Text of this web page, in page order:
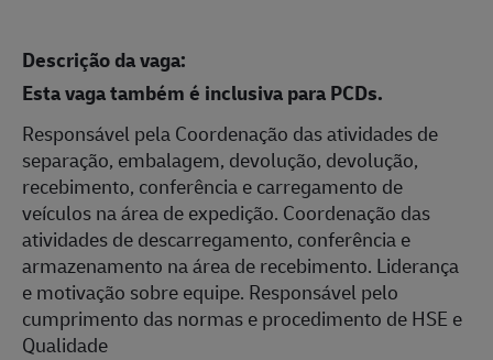
Descrição da vaga:
Esta vaga também é inclusiva para PCDs.
Responsável pela Coordenação das atividades de
separação, embalagem, devolução, devolução,
recebimento, conferência e carregamento de
veículos na área de expedição. Coordenação das
atividades de descarregamento, conferência e
armazenamento na área de recebimento. Liderança
e motivação sobre equipe. Responsável pelo
cumprimento das normas e procedimento de HSE e
Qualidade